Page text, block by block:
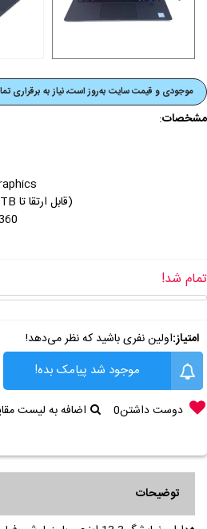
موجودی و قیمت‌ سایت به‌روز است، نیاز به برقراری
مشخصات:
(قابل ارتقا تا 1TB)
تمام شد!
امتیاز:اولین نفری باشید که نظر می‌دهد!
موجود شد پیامک بده!
دوست داشتن0 اضافه به لیست
توضیحات